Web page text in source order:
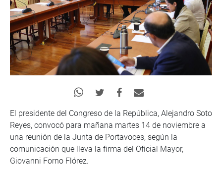
El presidente del Congreso de la República, Alejandro Soto
Reyes, convocó para mañana martes 14 de noviembre a
una reunión de la Junta de Portavoces, según la
comunicación que lleva la firma del Oficial Mayor,
Giovanni Forno Flórez.